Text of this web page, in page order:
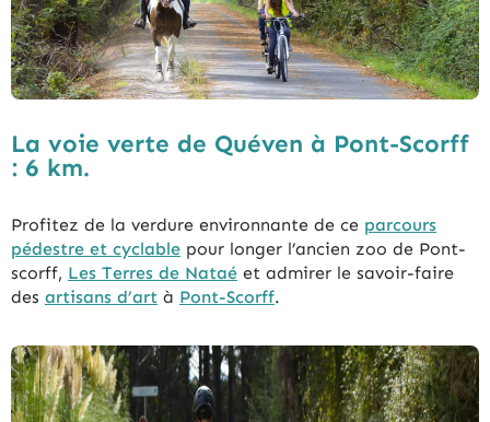
La voie verte de Quéven à Pont-Scorff
: 6 km.
Profitez de la verdure environnante de ce parcours
pédestre et cyclable pour longer l’ancien zoo de Pont-
scorff, Les Terres de Nataé et admirer le savoir-faire
des artisans d’art à Pont-Scorff.